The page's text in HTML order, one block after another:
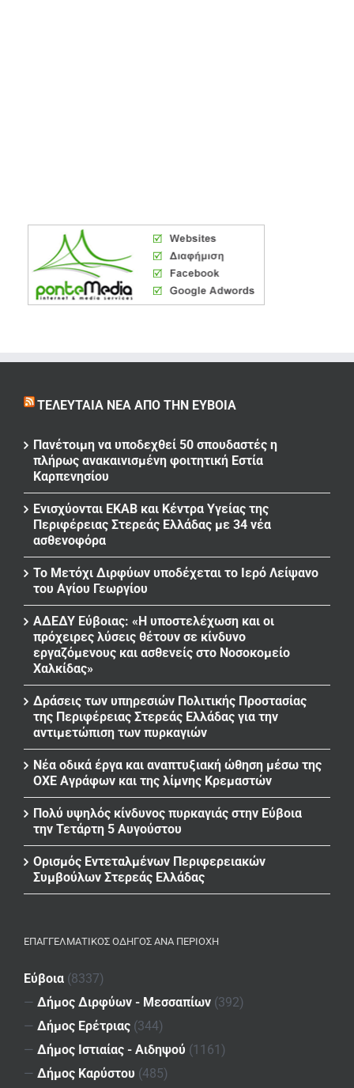
ΤΕΛΕΥΤΑΊΑ ΝΈΑ ΑΠΌ ΤΗΝ ΕΎΒΟΙΑ
Πανέτοιμη να υποδεχθεί 50 σπουδαστές η
πλήρως ανακαινισμένη φοιτητική Εστία
Καρπενησίου
Ενισχύονται ΕΚΑΒ και Κέντρα Υγείας της
Περιφέρειας Στερεάς Ελλάδας με 34 νέα
ασθενοφόρα
Το Μετόχι Διρφύων υποδέχεται το Ιερό Λείψανο
του Αγίου Γεωργίου
ΑΔΕΔΥ Εύβοιας: «Η υποστελέχωση και οι
πρόχειρες λύσεις θέτουν σε κίνδυνο
εργαζόμενους και ασθενείς στο Νοσοκομείο
Χαλκίδας»
Δράσεις των υπηρεσιών Πολιτικής Προστασίας
της Περιφέρειας Στερεάς Ελλάδας για την
αντιμετώπιση των πυρκαγιών
Νέα οδικά έργα και αναπτυξιακή ώθηση μέσω της
ΟΧΕ Αγράφων και της λίμνης Κρεμαστών
Πολύ υψηλός κίνδυνος πυρκαγιάς στην Εύβοια
την Τετάρτη 5 Αυγούστου
Ορισμός Εντεταλμένων Περιφερειακών
Συμβούλων Στερεάς Ελλάδας
ΕΠΑΓΓΕΛΜΑΤΙΚΌΣ ΟΔΗΓΌΣ ΑΝΆ ΠΕΡΙΟΧΉ
Εύβοια (8337)
— Δήμος Διρφύων - Μεσσαπίων (392)
— Δήμος Ερέτριας (344)
— Δήμος Ιστιαίας - Αιδηψού (1161)
— Δήμος Καρύστου (485)